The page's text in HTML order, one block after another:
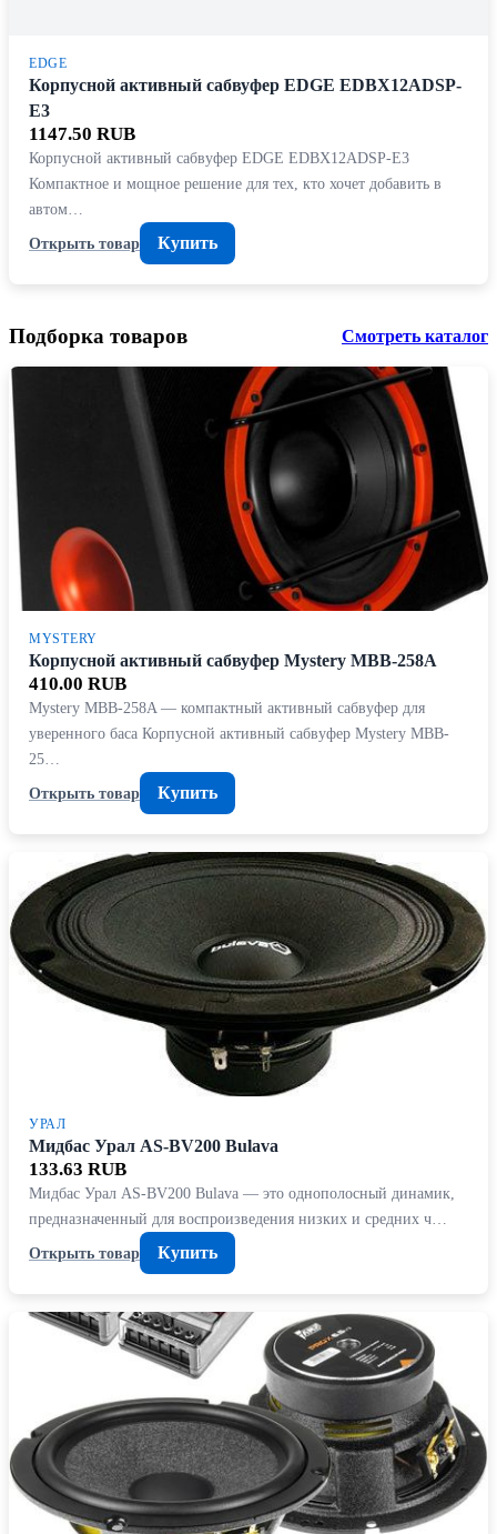
EDGE
Корпусной активный сабвуфер EDGE EDBX12ADSP-
E3
1147.50 RUB
Корпусной активный сабвуфер EDGE EDBX12ADSP-E3
Компактное и мощное решение для тех, кто хочет добавить в
автом…
Открыть товар
Купить
Подборка товаров Смотреть каталог
MYSTERY
Корпусной активный сабвуфер Mystery MBB-258A
410.00 RUB
Mystery MBB-258A — компактный активный сабвуфер для
уверенного баса Корпусной активный сабвуфер Mystery MBB-
25…
Открыть товар
Купить
УРАЛ
Мидбас Урал AS-BV200 Bulava
133.63 RUB
Мидбас Урал AS-BV200 Bulava — это однополосный динамик,
предназначенный для воспроизведения низких и средних ч…
Открыть товар
Купить